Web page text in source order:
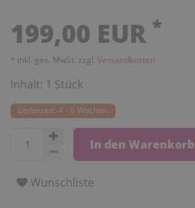
199,00 EUR *
* inkl. ges. MwSt. zzgl. Versandkosten
Inhalt: 1 Stück
Lieferzeit: 4 - 6 Wochen
In den Warenkorb
Wunschliste